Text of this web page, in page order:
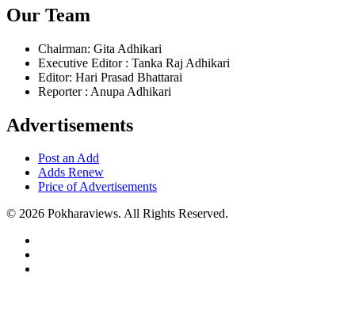
Our Team
Chairman: Gita Adhikari
Executive Editor : Tanka Raj Adhikari
Editor: Hari Prasad Bhattarai
Reporter : Anupa Adhikari
Advertisements
Post an Add
Adds Renew
Price of Advertisements
© 2026 Pokharaviews. All Rights Reserved.